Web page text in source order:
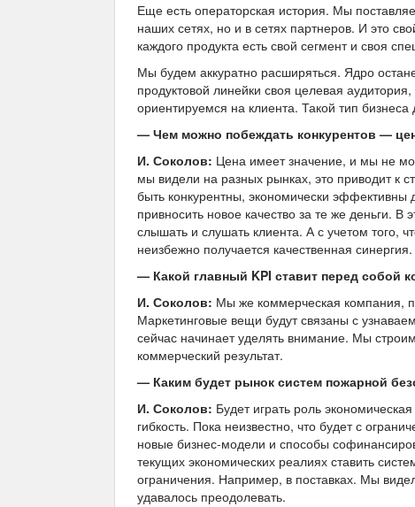
Еще есть операторская история. Мы
наших сетях, но и в сетях партнеров. И это
каждого продукта есть свой сегмент и своя
Мы будем аккуратно расширяться. Ядро
продуктовой линейки своя целевая
ориентируемся на клиента. Такой тип
— Чем можно побеждать конкурентов —
И. Соколов: Цена имеет значение, и мы не
мы видели на разных рынках, это приводит к
быть конкурентны, экономически эффективны
привносить новое качество за те же деньги. В
слышать и слушать клиента. А с учетом того,
неизбежно получается качественная синергия.
— Какой главный KPI ставит перед собой
И. Соколов: Мы же коммерческая компания,
Маркетинговые вещи будут связаны с
сейчас начинает уделять внимание. Мы
коммерческий результат.
— Каким будет рынок систем пожарной
И. Соколов: Будет играть роль
гибкость. Пока неизвестно, что будет с
новые бизнес-модели и способы
текущих экономических реалиях ставить
ограничения. Например, в поставках. Мы
удавалось преодолевать.